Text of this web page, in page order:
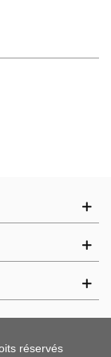
réservés